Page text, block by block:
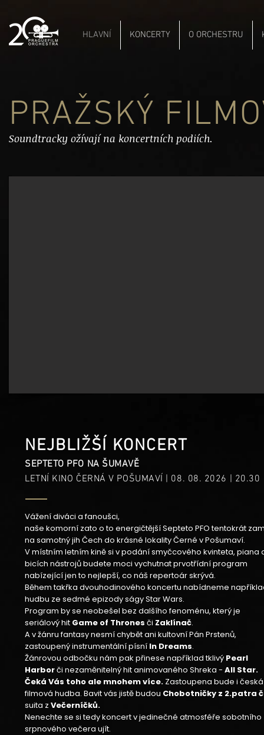
HLAVNÍ KONCERTY O ORCHESTRU
PRAŽSKÝ
Soundtracky ožívají na koncertních podiích.
NEJBLIŽŠÍ KONCERT
SEPTETO PFO NA ŠUMAVĚ
LETNÍ KINO ČERNÁ V POŠUMAVÍ | 08. 08. 2026 | 20.30
Vážení diváci a fanoušci,
naše komorní zato o to energičtější Septeto PFO tentokrát
na samotný jih Čech do krásné lokality Černé v Pošumaví.
V místním letním kině si v podání smyčcového kvinteta, piana
bicích nástrojů budete moci vychutnat prvotřídní program
nabízející jen to nejlepší, co náš repertoár skrývá.
Během takřka dvouhodinového koncertu nabídneme
hudbu ze sedmé epizody ságy Star Wars.
Program by se neobešel bez dalšího fenoménu, který je
seriálový hit Game of Thrones či Zaklínač.
A v žánru fantasy nesmí chybět ani kultovní Pán Prstenů,
zastoupený instrumentální písní In Dreams.
Žánrovou odbočku nám pak přinese například tklivý Pearl
Harborči nezaměnitelný hit animovaného Shreka - All Star.
Čeká Vás toho ale mnohem více. Zastoupena bude i česká
filmová hudba. Bavit vás jistě budou Chobotničky z 2.patra
suita z Večerníčků.
Nenechte se si tedy koncert v jedinečné atmosféře sobotního
srpnového večera ujít.